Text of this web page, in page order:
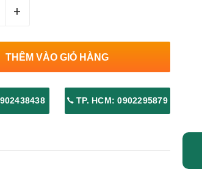
+
THÊM VÀO GIỎ HÀNG
TP. HCM: 0902295879